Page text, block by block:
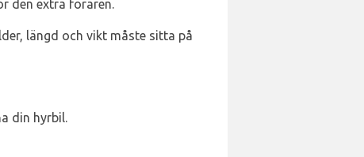
den extra föraren.
längd och vikt måste sitta på
din hyrbil.